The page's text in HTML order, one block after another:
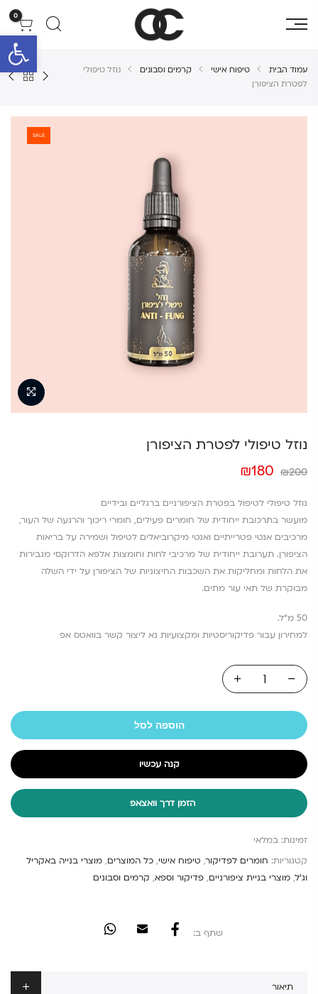
פתח
0
עמוד הבית טיפוח אישי קרמים וסבונים
נוזל טיפולי
לפטרת הציפורן
SALE
נוזל טיפולי לפטרת הציפורן
₪200
המחיר
היה:
₪200.
₪180
הוא:
₪180.
נוזל טיפולי לטיפול בפטרת הציפורניים ברגליים ובידיים
מועשר בתרכובת ייחודית של חומרים פעילים, חומרי ריכוך והרגעה של העור,
מרכיבים אנטי פטרייתיים ואנטי מיקרוביאלים לטיפול ושמירה על בריאות
הציפורן. תערובת ייחודית של מרכיבי לחות וחומצות אלפא הדרוקסי מגבירות
את הלחות ומחליקות את השכבות החיצוניות של הציפורן על ידי השלה
מבוקרת של תאי עור מתים.
50 מ”ל.
למחירון עבור פדיקוריסטיות ומקצועיות נא ליצור קשר בוואטס אפ
הוספה לסל
קנה עכשיו
הזמן דרך וואצאפ
זמינות: במלאי
קטגוריות: חומרים לפדיקור, טיפוח אישי, כל המוצרים, מוצרי בנייה באקריל
וג'ל, מוצרי בניית ציפורניים, פדיקור וספא, קרמים וסבונים
שתף ב:
תיאור